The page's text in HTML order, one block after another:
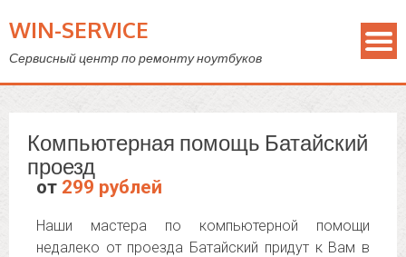
WIN-SERVICE
Сервисный центр по ремонту ноутбуков
Компьютерная помощь Батайский
проезд
от 299 рублей
Наши мастера по компьютерной помощи
недалеко от проезда Батайский придут к Вам в